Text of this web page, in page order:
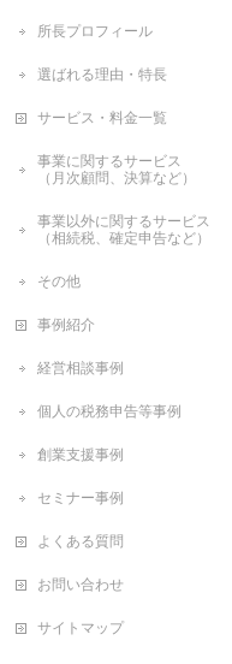
所長プロフィール
選ばれる理由・特長
サービス・料金一覧
事業に関するサービス
（月次顧問、決算など）
事業以外に関するサービス
（相続税、確定申告など）
その他
事例紹介
経営相談事例
個人の税務申告等事例
創業支援事例
セミナー事例
よくある質問
お問い合わせ
サイトマップ